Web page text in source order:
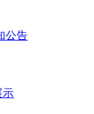
公告
示